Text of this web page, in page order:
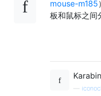
mouse-m185
板和鼠标之间